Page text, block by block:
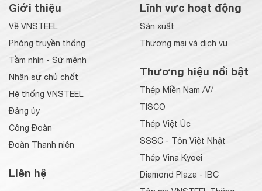
Giới thiệu
Về VNSTEEL
Phòng truyền thống
Tầm nhìn - Sứ mệnh
Nhân sự chủ chốt
Hệ thống VNSTEEL
Đảng ủy
Công Đoàn
Đoàn Thanh niên
Liên hệ
Lĩnh vực hoạt động
Sản xuất
Thương mại và dịch vụ
Thương hiệu nổi bật
Thép Miền Nam /V/
TISCO
Thép Việt Úc
SSSC - Tôn Việt Nhật
Thép Vina Kyoei
Diamond Plaza - IBC